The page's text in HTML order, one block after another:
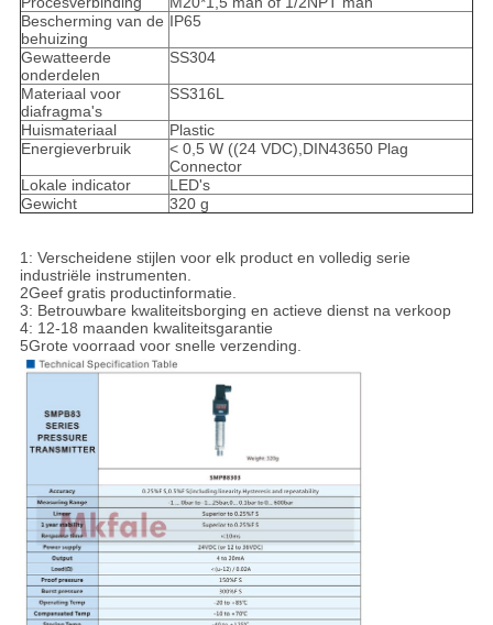
Bescherming van de
behuizing
IP65
Gewatteerde
onderdelen
SS304
Materiaal voor
diafragma's
SS316L
Huismateriaal
Plastic
Energieverbruik
< 0,5 W ((24 VDC),DIN43650 Plag
Connector
Lokale indicator
LED's
Gewicht
320 g
1: Verscheidene stijlen voor elk product en volledig serie
industriële instrumenten.
2Geef gratis productinformatie.
3: Betrouwbare kwaliteitsborging en actieve dienst na verkoop
4: 12-18 maanden kwaliteitsgarantie
5Grote voorraad voor snelle verzending.